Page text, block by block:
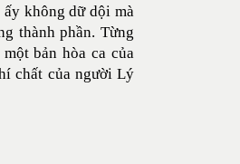
không dữ dội mà
thành phần. Từng
bản hòa ca của
chất của người Lý